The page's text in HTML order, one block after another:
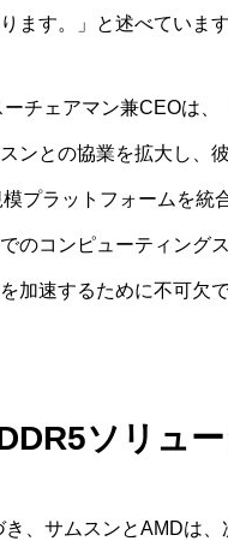
ます。」と述べています
チェアマン兼CEOは
ンとの協業を拡大し、
プラットフォームを統
のコンピューティング
加速するために不可欠
ソリュ
き、サムスンとAMDは